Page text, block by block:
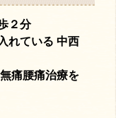
２分
れている 中西
痛腰痛治療を